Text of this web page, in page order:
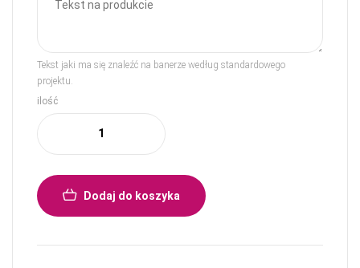
Tekst jaki ma się znaleźć na banerze według standardowego
projektu.
ilość
Dodaj do koszyka